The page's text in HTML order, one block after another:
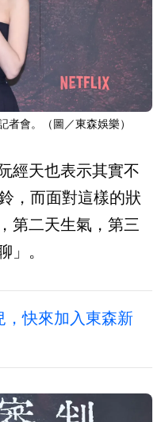
者會。（圖／東森娛樂）
經天也表示其實不
，而面對這樣的狀
第二天生氣，第三
」。
，快來加入東森新